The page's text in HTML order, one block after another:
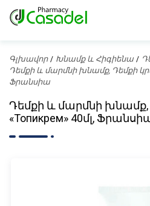
Գլխավոր Խնամք և Հիգիենա
Դեմքի և մարմնի խնամք, Դեմքի
Ֆրանսիա
Դեմքի և մարմնի խնամք,
«Топикрем» 40մլ,